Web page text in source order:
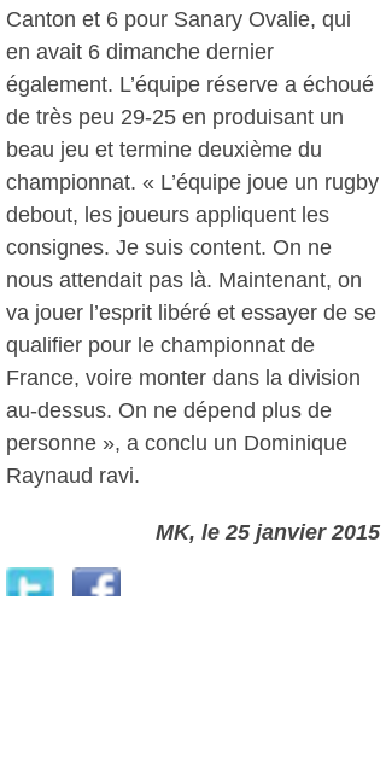
Canton et 6 pour Sanary Ovalie, qui
en avait 6 dimanche dernier
également. L’équipe réserve a échoué
de très peu 29-25 en produisant un
beau jeu et termine deuxième du
championnat. « L’équipe joue un rugby
debout, les joueurs appliquent les
consignes. Je suis content. On ne
nous attendait pas là. Maintenant, on
va jouer l’esprit libéré et essayer de se
qualifier pour le championnat de
France, voire monter dans la division
au-dessus. On ne dépend plus de
personne », a conclu un Dominique
Raynaud ravi.
MK, le 25 janvier 2015